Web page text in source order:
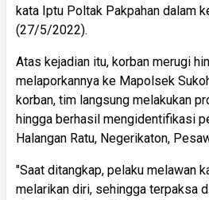
kata Iptu Poltak Pakpahan dalam
(27/5/2022).
Atas kejadian itu, korban merugi
melaporkannya ke Mapolsek
korban, tim langsung melakukan
hingga berhasil mengidentifikasi
Halangan Ratu, Negerikaton,
"Saat ditangkap, pelaku melawan
melarikan diri, sehingga terpaksa